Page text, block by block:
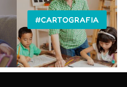
#CARTOGRAFIA